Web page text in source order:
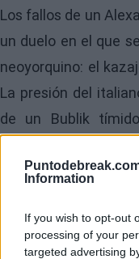
Information
If you wish to opt-out
processing of your
targeted advertising
Los fallos de un
un duelo en el que
neoyorquino: el
La presión del
de un Bublik